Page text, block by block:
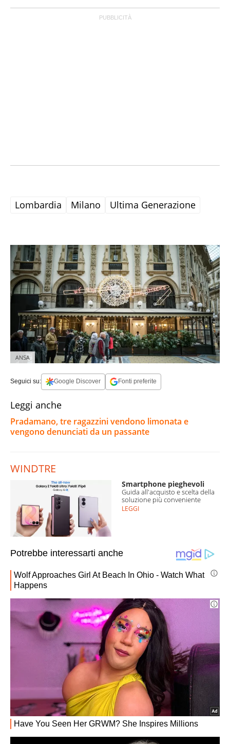
Lombardia Milano Ultima Generazione
ANSA
Seguici su: Google Discover Fonti preferite
Leggi anche
Pradamano, tre ragazzini vendono limonata e
vengono denunciati da un passante
WINDTRE
Smartphone pieghevoli
Guida all'acquisto e scelta della
soluzione più conveniente
LEGGI